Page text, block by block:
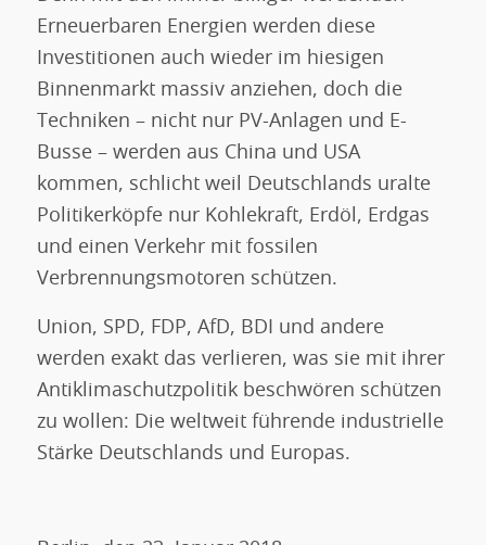
Erneuerbaren Energien werden diese
Investitionen auch wieder im hiesigen
Binnenmarkt massiv anziehen, doch die
Techniken – nicht nur PV-Anlagen und E-
Busse – werden aus China und USA
kommen, schlicht weil Deutschlands uralte
Politikerköpfe nur Kohlekraft, Erdöl, Erdgas
und einen Verkehr mit fossilen
Verbrennungsmotoren schützen.
Union, SPD, FDP, AfD, BDI und andere
werden exakt das verlieren, was sie mit ihrer
Antiklimaschutzpolitik beschwören schützen
zu wollen: Die weltweit führende industrielle
Stärke Deutschlands und Europas.